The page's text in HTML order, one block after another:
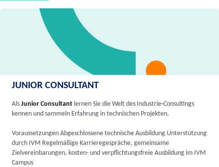
JUNIOR CONSULTANT
Als Junior Consultant lernen Sie die Welt des Industrie-Consultings
kennen und sammeln Erfahrung in technischen Projekten.
Voraussetzungen Abgeschlossene technische Ausbildung Unterstützung
durch IVM Regelmäßige Karrieregespräche, gemeinsame
Zielvereinbarungen, kosten- und verpflichtungsfreie Ausbildung im IVM
Campus